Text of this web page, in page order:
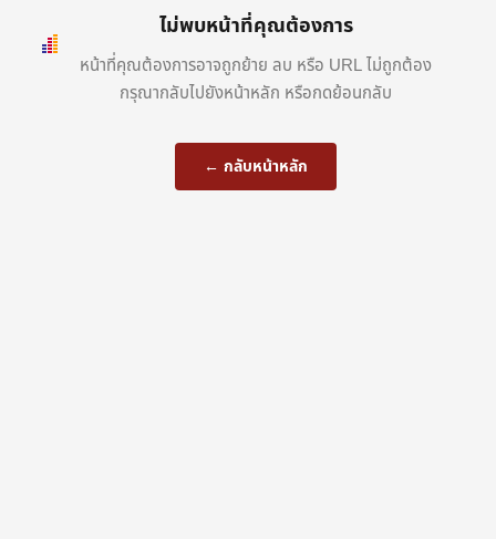
ไม่พบหน้าที่คุณต้องการ
หน้าที่คุณต้องการอาจถูกย้าย ลบ หรือ URL ไม่ถูกต้อง
กรุณากลับไปยังหน้าหลัก หรือกดย้อนกลับ
← กลับหน้าหลัก